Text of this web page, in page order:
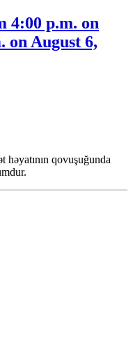
4:00 p.m. on
on August 6,
həyatının qovuşuğunda